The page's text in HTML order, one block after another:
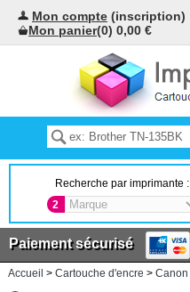
Mon compte (inscription)
Mon panier(0) 0,00 €
Recherche par imprimante :
2
Paiement sécurisé
Accueil > Cartouche d'encre > Canon